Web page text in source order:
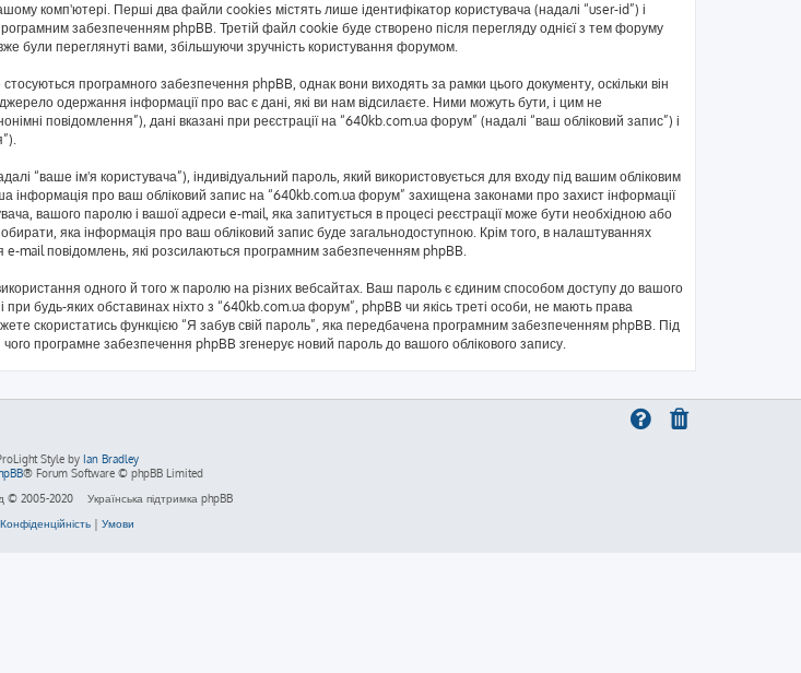
комп'ютері. Перші два файли cookies містять лише ідентифікатор користувача (надалі “user-id”) і
забезпеченням phpBB. Третій файл cookie буде створено після перегляду однієї з тем форуму
були переглянуті вами, збільшуючи зручність користування форумом.
програмного забезпечення phpBB, однак вони виходять за рамки цього документу, оскільки він
одержання інформації про вас є дані, які ви нам відсилаєте. Ними можуть бути, і цим не
повідомлення”), дані вказані при реєстрації на “640kb.com.ua форум” (надалі “ваш обліковий запис”) і
“ваше ім'я користувача”), індивідуальний пароль, який використовується для входу під вашим обліковим
про ваш обліковий запис на “640kb.com.ua форум” захищена законами про захист інформації
вашого паролю і вашої адреси e-mail, яка запитується в процесі реєстрації може бути необхідною або
яка інформація про ваш обліковий запис буде загальнодоступною. Крім того, в налаштуваннях
e-mail повідомлень, які розсилаються програмним забезпеченням phpBB.
одного й того ж паролю на різних вебсайтах. Ваш пароль є єдиним способом доступу до вашого
будь-яких обставинах ніхто з “640kb.com.ua форум”, phpBB чи якісь треті особи, не мають права
скористатись функцією “Я забув свій пароль”, яка передбачена програмним забезпеченням phpBB. Під
програмне забезпечення phpBB згенерує новий пароль до вашого облікового запису.
Style by Ian Bradley
® Forum Software © phpBB Limited
© 2005-2020
Українська підтримка phpBB
Конфіденційність| Умови